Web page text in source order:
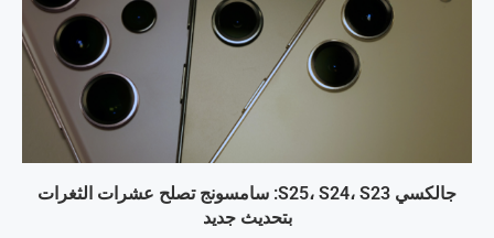
جالكسي S25، S24، S23: سامسونج تصلح عشرات الثغرات
بتحديث جديد